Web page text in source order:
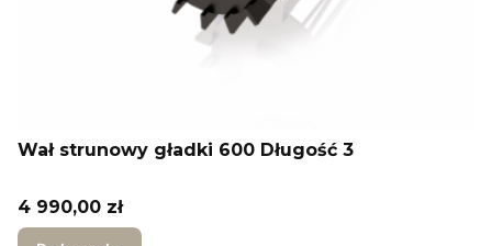
Wał strunowy gładki 600 Długość 3
Cena
4 990,00 zł